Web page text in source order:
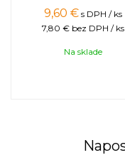
9,60 € s DPH / ks
7,80 € bez DPH / ks
Na sklade